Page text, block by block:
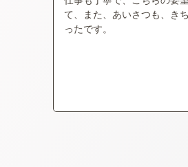
て、また、あいさつも、き
ったです。